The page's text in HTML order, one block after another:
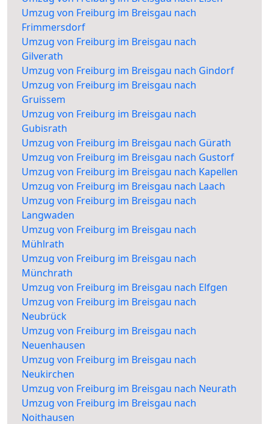
Umzug von Freiburg im Breisgau nach
Frimmersdorf
Umzug von Freiburg im Breisgau nach
Gilverath
Umzug von Freiburg im Breisgau nach Gindorf
Umzug von Freiburg im Breisgau nach
Gruissem
Umzug von Freiburg im Breisgau nach
Gubisrath
Umzug von Freiburg im Breisgau nach Gürath
Umzug von Freiburg im Breisgau nach Gustorf
Umzug von Freiburg im Breisgau nach Kapellen
Umzug von Freiburg im Breisgau nach Laach
Umzug von Freiburg im Breisgau nach
Langwaden
Umzug von Freiburg im Breisgau nach
Mühlrath
Umzug von Freiburg im Breisgau nach
Münchrath
Umzug von Freiburg im Breisgau nach Elfgen
Umzug von Freiburg im Breisgau nach
Neubrück
Umzug von Freiburg im Breisgau nach
Neuenhausen
Umzug von Freiburg im Breisgau nach
Neukirchen
Umzug von Freiburg im Breisgau nach Neurath
Umzug von Freiburg im Breisgau nach
Noithausen